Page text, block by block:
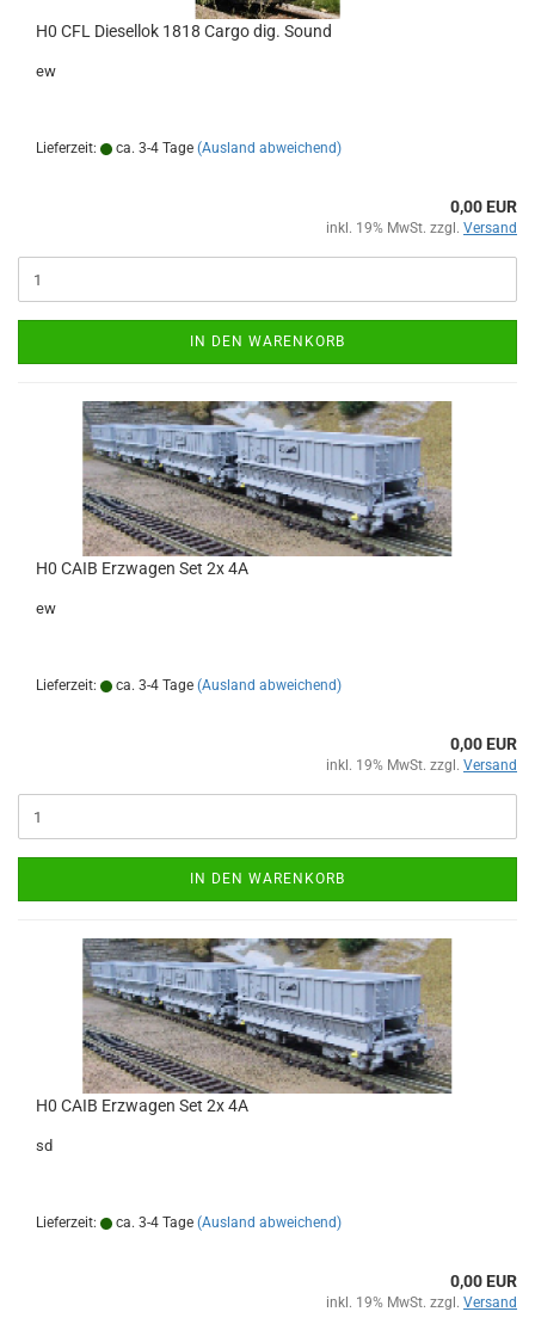
H0 CFL Diesellok 1818 Cargo dig. Sound
ew
Lieferzeit: ca. 3-4 Tage (Ausland abweichend)
0,00 EUR
inkl. 19% MwSt. zzgl. Versand
IN DEN WARENKORB
H0 CAIB Erzwagen Set 2x 4A
ew
Lieferzeit: ca. 3-4 Tage (Ausland abweichend)
0,00 EUR
inkl. 19% MwSt. zzgl. Versand
IN DEN WARENKORB
H0 CAIB Erzwagen Set 2x 4A
sd
Lieferzeit: ca. 3-4 Tage (Ausland abweichend)
0,00 EUR
inkl. 19% MwSt. zzgl. Versand